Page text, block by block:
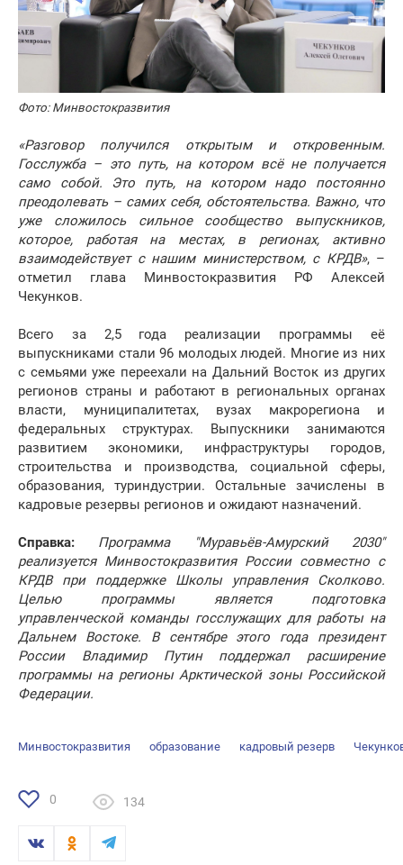
Фото: Минвостокразвития
«Разговор получился открытым и откровенным.
Госслужба – это путь, на котором всё не получается
само собой. Это путь, на котором надо постоянно
преодолевать – самих себя, обстоятельства. Важно, что
уже сложилось сильное сообщество выпускников,
которое, работая на местах, в регионах, активно
взаимодействует с нашим министерством, с КРДВ», –
отметил глава Минвостокразвития РФ Алексей
Чекунков.
Всего за 2,5 года реализации программы её
выпускниками стали 96 молодых людей. Многие из них
с семьями уже переехали на Дальний Восток из других
регионов страны и работают в региональных органах
власти, муниципалитетах, вузах макрорегиона и
федеральных структурах. Выпускники занимаются
развитием экономики, инфраструктуры городов,
строительства и производства, социальной сферы,
образования, туриндустрии. Остальные зачислены в
кадровые резервы регионов и ожидают назначений.
Справка:
Программа "Муравьёв-Амурский 2030"
реализуется Минвостокразвития России совместно с
КРДВ при поддержке Школы управления Сколково.
Целью программы является подготовка
управленческой команды госслужащих для работы на
Дальнем Востоке. В сентябре этого года президент
России Владимир Путин поддержал расширение
программы на регионы Арктической зоны Российской
Федерации.
Минвостокразвития образование кадровый резерв
0 134